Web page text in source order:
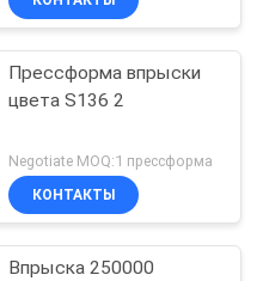
Прессформа впрыски
цвета S136 2
Negotiate MOQ:1 прессформа
КОНТАКТЫ
Впрыска 250000